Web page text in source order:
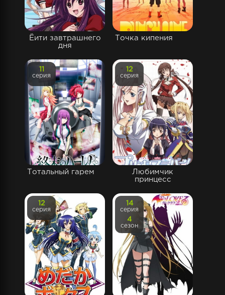
Ёити завтрашнего
дня
Точка кипения
Тотальный гарем
11
серия
Любимчик
принцесс
12
серия
12
серия
14
серия
4
сезон